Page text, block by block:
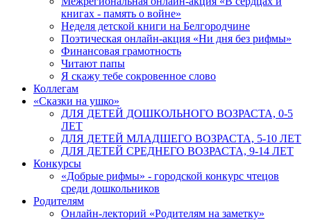
книгах - память о войне»
Неделя детской книги на Белгородчине
Поэтическая онлайн-акция «Ни дня без рифмы»
Финансовая грамотность
Читают папы
Я скажу тебе сокровенное слово
Коллегам
«Сказки на ушко»
ДЛЯ ДЕТЕЙ ДОШКОЛЬНОГО ВОЗРАСТА, 0-5
ЛЕТ
ДЛЯ ДЕТЕЙ МЛАДШЕГО ВОЗРАСТА, 5-10 ЛЕТ
ДЛЯ ДЕТЕЙ СРЕДНЕГО ВОЗРАСТА, 9-14 ЛЕТ
Конкурсы
«Добрые рифмы» - городской конкурс чтецов
среди дошкольников
Родителям
Онлайн-лекторий «Родителям на заметку»